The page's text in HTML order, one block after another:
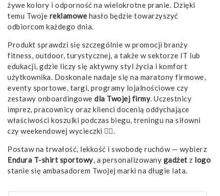
żywe kolory i odporność na wielokrotne pranie. Dzięki
temu Twoje reklamowe hasło będzie towarzyszyć
odbiorcom każdego dnia.
Produkt sprawdzi się szczególnie w promocji branży
fitness, outdoor, turystycznej, a także w sektorze IT lub
edukacji, gdzie liczy się aktywny styl życia i komfort
użytkownika. Doskonale nadaje się na maratony firmowe,
eventy sportowe, targi, programy lojalnościowe czy
zestawy onboardingowe dla Twojej firmy. Uczestnicy
imprez, pracownicy oraz klienci docenią oddychające
właściwości koszulki podczas biegu, treningu na siłowni
czy weekendowej wycieczki 🏃‍♂️.
Postaw na trwałość, lekkość i swobodę ruchów — wybierz
Endura T-shirt sportowy, a personalizowany gadżet z logo
stanie się ambasadorem Twojej marki na długie lata.